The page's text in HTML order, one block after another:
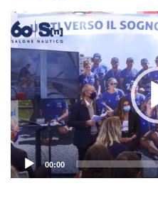
Video
Player
00:00